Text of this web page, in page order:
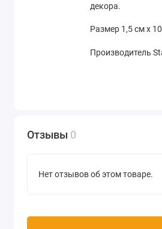
декора.
Размер 1,5 см х
Производитель
Отзывы 0
Нет отзывов об этом товаре.